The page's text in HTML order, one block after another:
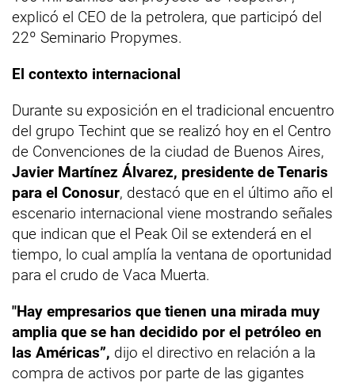
explicó el CEO de la petrolera, que participó del
22º Seminario Propymes.
El contexto internacional
Durante su exposición en el tradicional encuentro
del grupo Techint que se realizó hoy en el Centro
de Convenciones de la ciudad de Buenos Aires,
Javier Martínez Álvarez, presidente de Tenaris
para el Conosur, destacó que en el último año el
escenario internacional viene mostrando señales
que indican que el Peak Oil se extenderá en el
tiempo, lo cual amplía la ventana de oportunidad
para el crudo de Vaca Muerta.
"Hay empresarios que tienen una mirada muy
amplia que se han decidido por el petróleo en
las Américas”, dijo el directivo en relación a la
compra de activos por parte de las gigantes